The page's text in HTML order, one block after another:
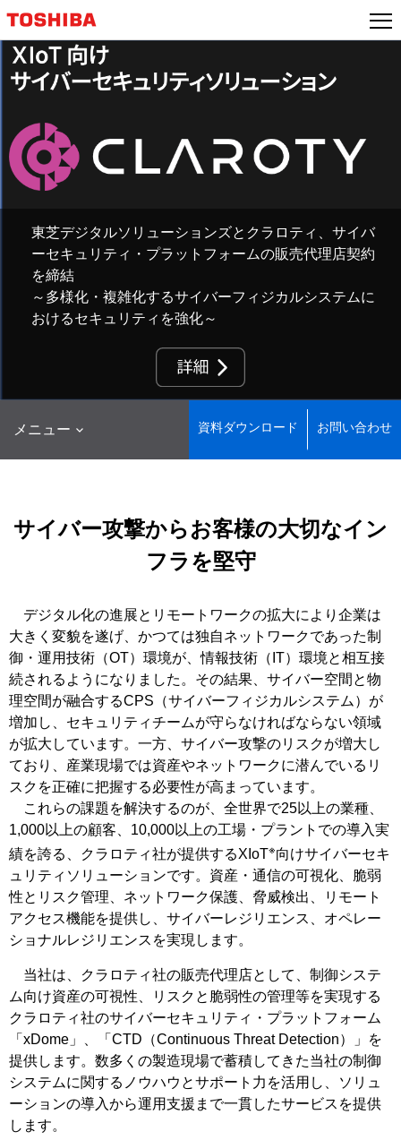
ジ
ャ
プ
東芝デジタルソリューションズとクラロティ、サイバ
ーセキュリティ・プラットフォームの販売代理店契約
を締結
～多様化・複雑化するサイバーフィジカルシステムに
おけるセキュリティを強化～
メニュー 資料ダウンロード お問い合わせ
サイバー攻撃からお客様の大切なイン
フラを堅守
デジタル化の進展とリモートワークの拡大により企業は
大きく変貌を遂げ、かつては独自ネットワークであった制
御・運用技術（OT）環境が、情報技術（IT）環境と相互接
続されるようになりました。その結果、サイバー空間と物
理空間が融合するCPS（サイバーフィジカルシステム）が
増加し、セキュリティチームが守らなければならない領域
が拡大しています。一方、サイバー攻撃のリスクが増大し
ており、産業現場では資産やネットワークに潜んでいるリ
スクを正確に把握する必要性が高まっています。
これらの課題を解決するのが、全世界で25以上の業種、
1,000以上の顧客、10,000以上の工場・プラントでの導入実
績を誇る、クラロティ社が提供するXIoT※向けサイバーセキ
ュリティソリューションです。資産・通信の可視化、脆弱
性とリスク管理、ネットワーク保護、脅威検出、リモート
アクセス機能を提供し、サイバーレジリエンス、オペレー
ショナルレジリエンスを実現します。
当社は、クラロティ社の販売代理店として、制御システ
ム向け資産の可視性、リスクと脆弱性の管理等を実現する
クラロティ社のサイバーセキュリティ・プラットフォーム
「xDome」、「CTD（Continuous Threat Detection）」を
提供します。数多くの製造現場で蓄積してきた当社の制御
システムに関するノウハウとサポート力を活用し、ソリュ
ーションの導入から運用支援まで一貫したサービスを提供
します。